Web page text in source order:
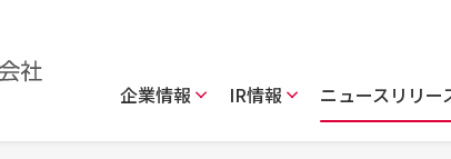
企業情報 IR情報 ニュースリリー